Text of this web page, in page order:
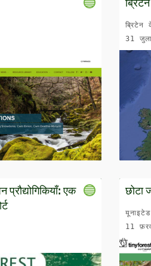
ब्रिटेन
31
प्रौद्योगिकियाँ: एक
छोटा
11